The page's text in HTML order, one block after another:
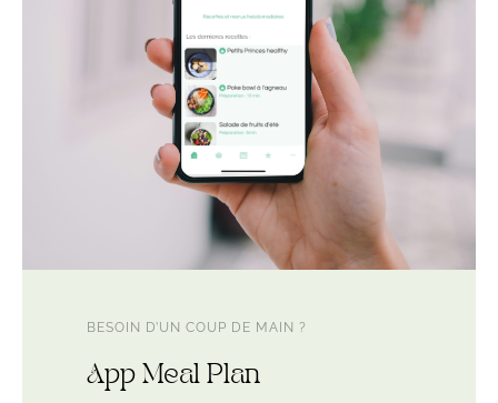
BESOIN D’UN COUP DE MAIN ?
App Meal Plan